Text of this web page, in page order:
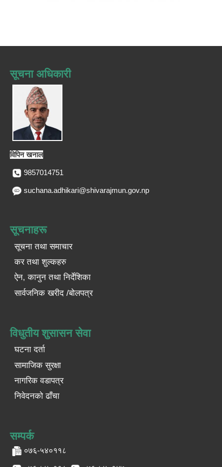
सूचना अधिकारी
विपिन खनाल
9857014751
suchana.adhikari@shivarajmun.gov.np
सूचनाहरू
सूचना तथा समाचार
कर तथा शुल्कहरु
ऐन, कानुन तथा निर्देशिका
सार्वजनिक खरीद /बोलपत्र
विधुतीय शुसासन सेवा
घटना दर्ता
सामाजिक सुरक्षा
नागरिक वडापत्र
निवेदनको ढाँचा
सम्पर्क
०७६-५४०११८